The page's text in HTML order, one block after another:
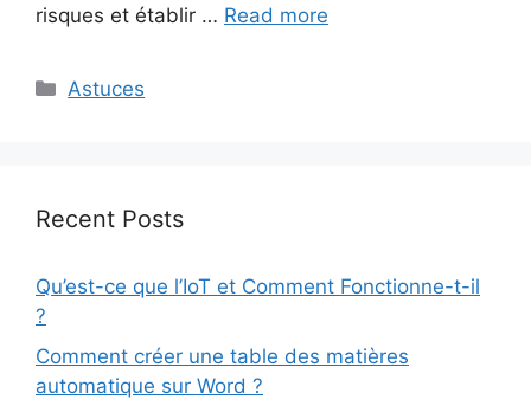
risques et établir … Read more
Categories
Astuces
Recent Posts
Qu’est-ce que l’IoT et Comment Fonctionne-t-il
?
Comment créer une table des matières
automatique sur Word ?